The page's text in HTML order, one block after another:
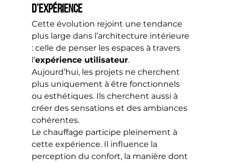
d’expérience
Cette évolution rejoint une tendance
plus large dans l’architecture intérieure
: celle de penser les espaces à travers
l’expérience utilisateur.
Aujourd’hui, les projets ne cherchent
plus uniquement à être fonctionnels
ou esthétiques. Ils cherchent aussi à
créer des sensations et des ambiances
cohérentes.
Le chauffage participe pleinement à
cette expérience. Il influence la
perception du confort, la manière dont